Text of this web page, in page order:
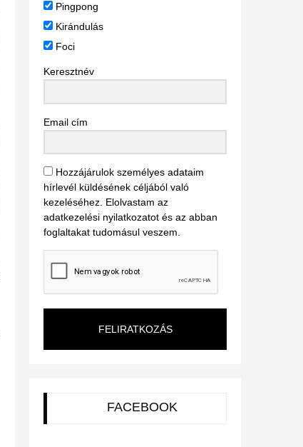
Pingpong
Kirándulás
Foci
Keresztnév
Email cím
Hozzájárulok személyes adataim
hírlevél küldésének céljából való
kezeléséhez. Elolvastam az
adatkezelési nyilatkozatot és az abban
foglaltakat tudomásul veszem.
FELIRATKOZÁS
FACEBOOK